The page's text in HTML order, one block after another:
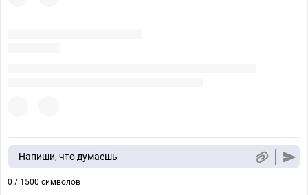
Напиши, что думаешь
0 / 1500 символов